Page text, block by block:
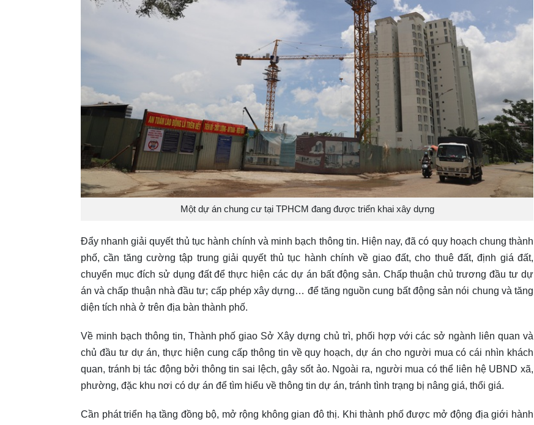
Một dự án chung cư tại TPHCM đang được triển khai xây dựng
Đẩy nhanh giải quyết thủ tục hành chính và minh bạch thông tin. Hiện nay, đã có quy hoạch chung thành
phố, cần tăng cường tập trung giải quyết thủ tục hành chính về giao đất, cho thuê đất, định giá đất,
chuyển mục đích sử dụng đất để thực hiện các dự án bất động sản. Chấp thuận chủ trương đầu tư dự
án và chấp thuận nhà đầu tư; cấp phép xây dựng… để tăng nguồn cung bất động sản nói chung và tăng
diện tích nhà ở trên địa bàn thành phố.
Về minh bạch thông tin, Thành phố giao Sở Xây dựng chủ trì, phối hợp với các sở ngành liên quan và
chủ đầu tư dự án, thực hiện cung cấp thông tin về quy hoạch, dự án cho người mua có cái nhìn khách
quan, tránh bị tác động bởi thông tin sai lệch, gây sốt ảo. Ngoài ra, người mua có thể liên hệ UBND xã,
phường, đặc khu nơi có dự án để tìm hiểu về thông tin dự án, tránh tình trạng bị nâng giá, thổi giá.
Cần phát triển hạ tầng đồng bộ, mở rộng không gian đô thị. Khi thành phố được mở động địa giới hành